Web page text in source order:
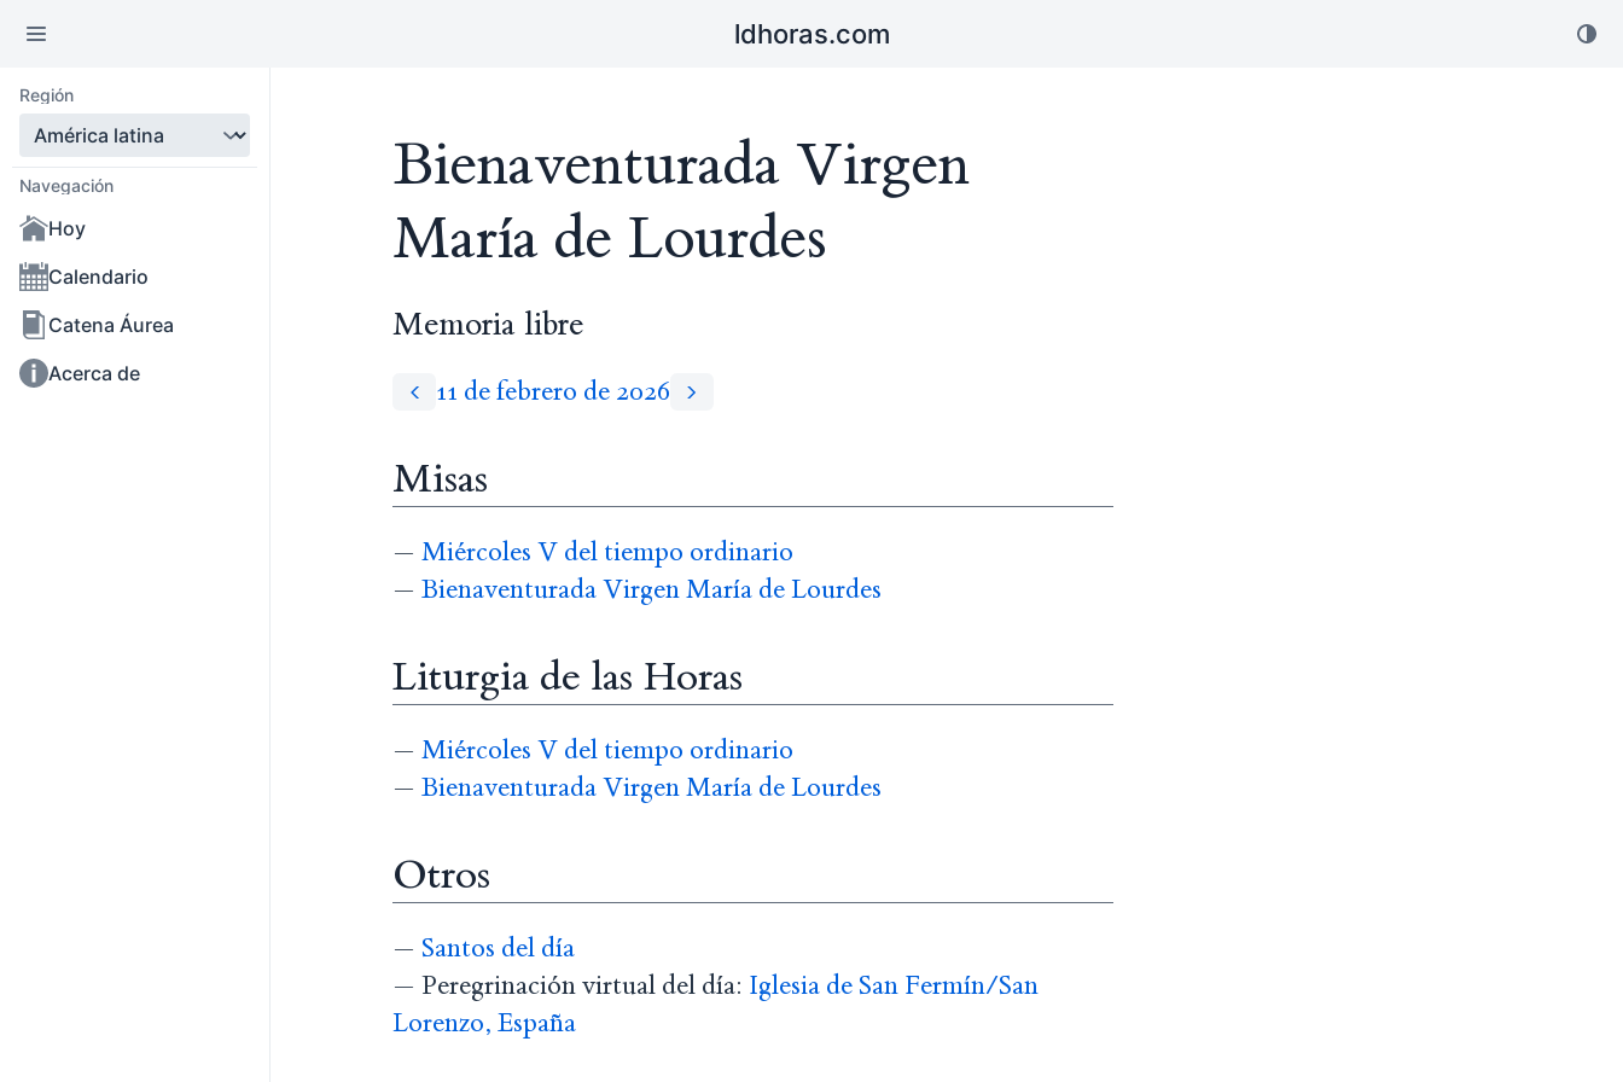
ldhoras.com
Región
Navegación
Hoy
Calendario
Catena Áurea
Acerca de
Bienaventurada Virgen
María de Lourdes
Memoria libre
11 de febrero de 2026
Misas
— Miércoles V del tiempo ordinario
— Bienaventurada Virgen María de Lourdes
Liturgia de las Horas
— Miércoles V del tiempo ordinario
— Bienaventurada Virgen María de Lourdes
Otros
— Santos del día
— Peregrinación virtual del día: Iglesia de San Fermín/San
Lorenzo, España